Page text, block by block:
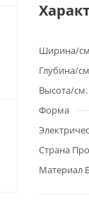
Ширина/
Глубина/
Высота/см.
Форма
Страна
Материал